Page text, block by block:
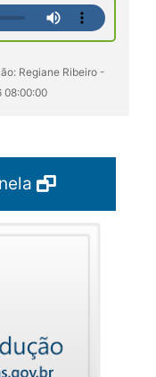
Regiane Ribeiro -
08:00:00